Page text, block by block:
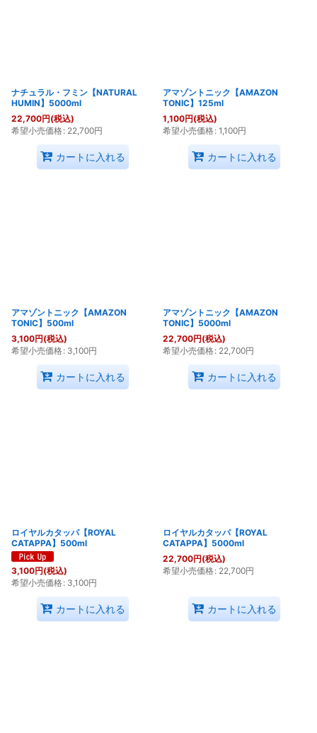
ナチュラル・フミン【NATURAL
HUMIN】5000ml
22,700円(税込)
希望小売価格: 22,700円
カートに入れる
アマゾントニック【AMAZON
TONIC】125ml
1,100円(税込)
希望小売価格: 1,100円
カートに入れる
アマゾントニック【AMAZON
TONIC】500ml
3,100円(税込)
希望小売価格: 3,100円
カートに入れる
アマゾントニック【AMAZON
TONIC】5000ml
22,700円(税込)
希望小売価格: 22,700円
カートに入れる
ロイヤルカタッパ【ROYAL
CATAPPA】500ml
3,100円(税込)
希望小売価格: 3,100円
カートに入れる
ロイヤルカタッパ【ROYAL
CATAPPA】5000ml
22,700円(税込)
希望小売価格: 22,700円
カートに入れる